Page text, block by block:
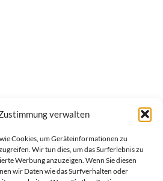
verwalten
Cookies, um Geräteinformationen zu
Wir tun dies, um das Surferlebnis zu
Werbung anzuzeigen. Wenn Sie diesen
wir Daten wie das Surfverhalten oder